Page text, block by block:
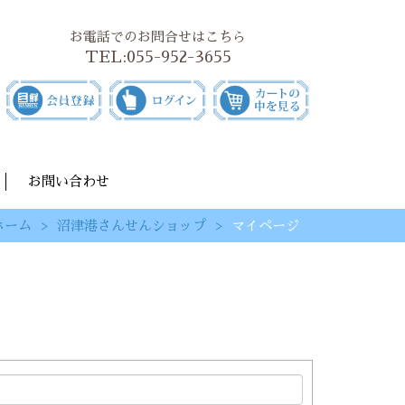
お電話でのお問合せはこちら
TEL:055-952-3655
お問い合わせ
ーム 沼津港さんせんショップ マイページ